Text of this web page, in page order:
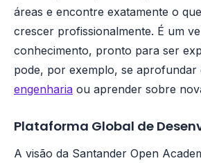
áreas e encontre exatamente o
crescer profissionalmente. É um
conhecimento, pronto para ser
pode, por exemplo, se aprofundar
engenharia ou aprender sobre
Plataforma Global de
A visão da Santander Open